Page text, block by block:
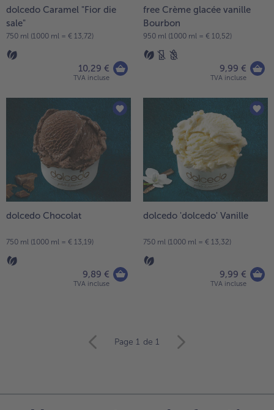
dolcedo Caramel "Fior die
sale"
750 ml (1000 ml = € 13,72)
10,29 €
TVA incluse
free Crème glacée vanille
Bourbon
950 ml (1000 ml = € 10,52)
9,99 €
TVA incluse
dolcedo Chocolat
750 ml (1000 ml = € 13,19)
9,89 €
TVA incluse
dolcedo 'dolcedo' Vanille
750 ml (1000 ml = € 13,32)
9,99 €
TVA incluse
des
Page 1 de 1